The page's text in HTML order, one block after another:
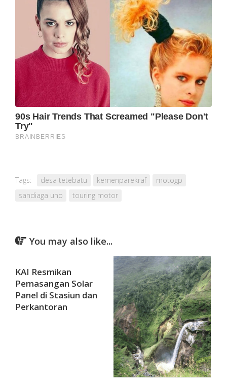
Tags: desa tetebatu kemenparekraf
motogp
sandiaga uno
touring motor
You may also like...
KAI Resmikan
Pemasangan Solar
Panel di Stasiun dan
Perkantoran